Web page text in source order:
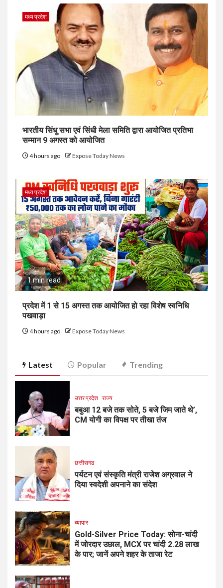
मध्य प्रदेश
भारतीय सिंधु सभा एवं सिंधी मेला समिति द्वारा आयोजित प्रतिभा
सम्मान 9 अगस्त को आयोजित
4 hours ago Expose Today News
मध्य प्रदेश
1 min read
प्रदेश में 1 से 15 अगस्त तक आयोजित हो रहा विशेष स्वनिधि
पखवाड़ा
4 hours ago Expose Today News
Latest Popular Trending
उत्तर प्रदेश राज्य
बबुआ 12 बजे तक सोते, 5 बजे जिम जाते थे’,
CM योगी का विपक्ष पर तीखा तंज
छत्तीसगढ
पर्यटन एवं संस्कृति मंत्री राजेश अग्रवाल ने
दिया स्वदेशी अपनाने का संदेश
व्यापार
Gold-Silver Price Today: सोना-चांदी
में जोरदार उछाल, MCX पर चांदी ₹2.28 लाख
के पार; जानें अपने शहर के ताजा रेट